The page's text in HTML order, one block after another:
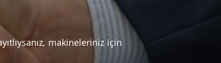
makineleriniz için